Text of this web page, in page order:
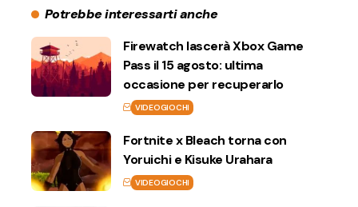
Potrebbe interessarti anche
Firewatch lascerà Xbox Game
Pass il 15 agosto: ultima
occasione per recuperarlo
VIDEOGIOCHI
Fortnite x Bleach torna con
Yoruichi e Kisuke Urahara
VIDEOGIOCHI